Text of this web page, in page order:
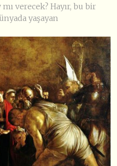
verecek? Hayır, bu bir
yaşayan